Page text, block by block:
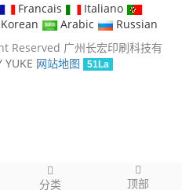
分类 顶部
Francais
Italiano
Korean Arabic
Russian
Reserved 广州长宏印刷科技有
YUKE 网站地图 51La